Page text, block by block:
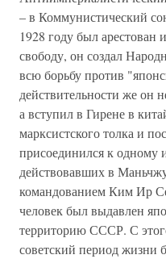
– в Коммунистический
1928 году был
свободу, он создал
всю борьбу против
действительности же он
а вступил в Гирене в
марксистского толка и
присоединился к одному
действовавших в
командованием Ким Ир
человек был выдавлен
территорию СССР. С
советский период жизни